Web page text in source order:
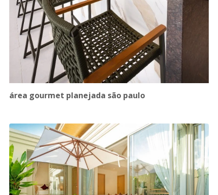
área gourmet planejada são paulo